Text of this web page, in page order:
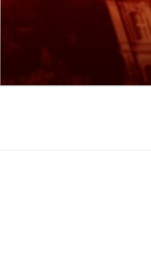
Přejít
webu